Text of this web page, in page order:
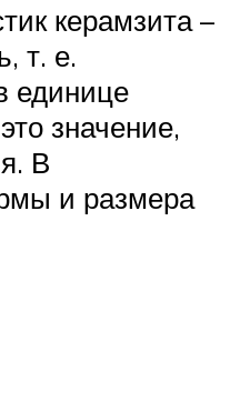
керамзита –
т. е.
единице
значение,
В
и размера